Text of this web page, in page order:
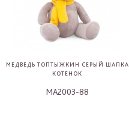
МЕДВЕДЬ ТОПТЫЖКИН СЕРЫЙ ШАПКА
КОТЁНОК
MA2003-88